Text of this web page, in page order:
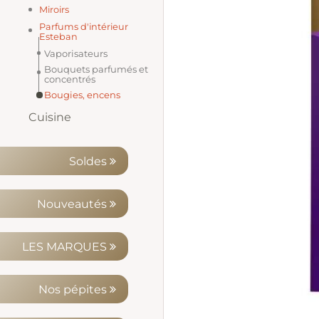
Miroirs
Parfums d'intérieur
Esteban
Vaporisateurs
Bouquets parfumés et
concentrés
Bougies, encens
Cuisine
Soldes
Nouveautés
LES MARQUES
Nos pépites